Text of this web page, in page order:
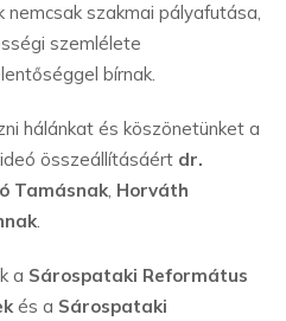
nemcsak szakmai pályafutása,
szemlélete
bírnak.
hálánkat és köszönetünket a
összeállításáért dr.
Tamásnak, Horváth
.
a Sárospataki Református
és a Sárospataki